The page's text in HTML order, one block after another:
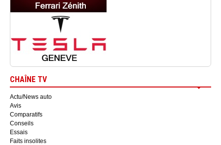
CHAÎNE TV
Actu/News auto
Avis
Comparatifs
Conseils
Essais
Faits insolites